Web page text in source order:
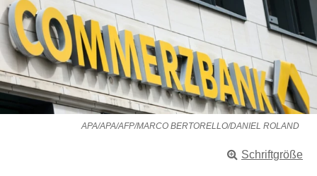
APA/APA/AFP/MARCO BERTORELLO/DANIEL ROLAND
Schriftgröße